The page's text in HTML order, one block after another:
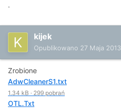
.
kijek
Opublikowano 27 Maja 2013
Zrobione
AdwCleanerS1.txt
1.34 kB · 299 pobrań
OTL.Txt